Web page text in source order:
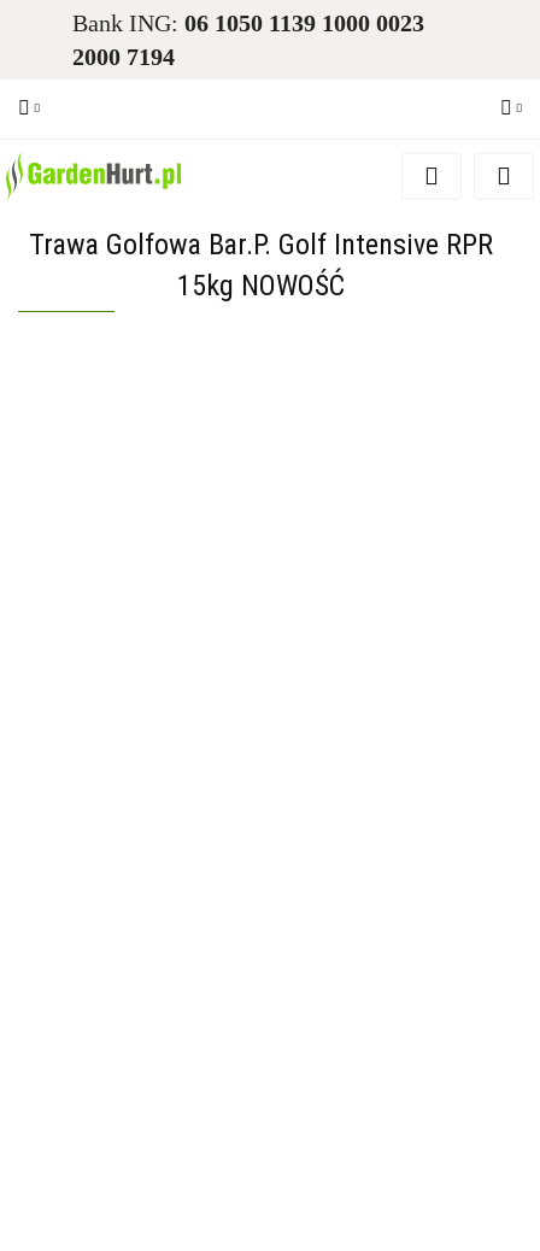
Bank ING: 06 1050 1139 1000 0023
2000 7194
Zaloguj się
Dodaj zgłoszenie
Trawa Golfowa Bar.P. Golf Intensive RPR
15kg NOWOŚĆ